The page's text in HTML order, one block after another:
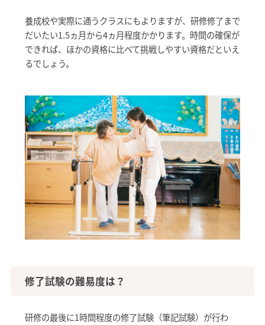
養成校や実際に通うクラスにもよりますが、研修修了まで
だいたい1.5ヵ月から4ヵ月程度かかります。時間の確保が
できれば、ほかの資格に比べて挑戦しやすい資格だといえ
るでしょう。
修了試験の難易度は？
研修の最後に1時間程度の修了試験（筆記試験）が行わ